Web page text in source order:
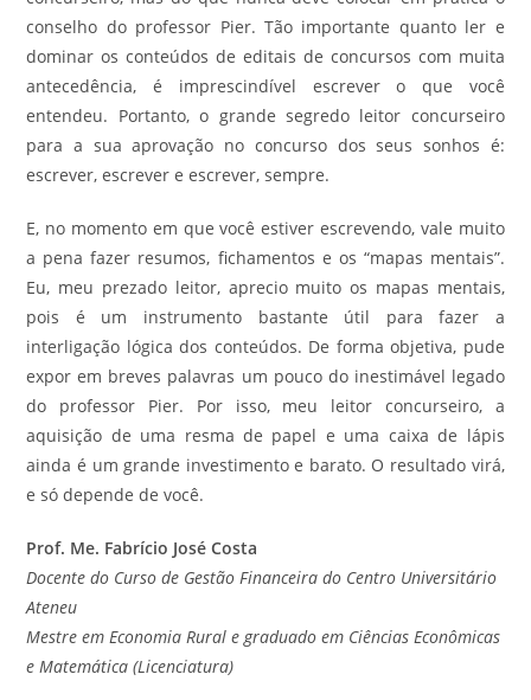
conselho do professor Pier. Tão importante quanto ler e
dominar os conteúdos de editais de concursos com muita
antecedência, é imprescindível escrever o que você
entendeu. Portanto, o grande segredo leitor concurseiro
para a sua aprovação no concurso dos seus sonhos é:
escrever, escrever e escrever, sempre.
E, no momento em que você estiver escrevendo, vale muito
a pena fazer resumos, fichamentos e os “mapas mentais”.
Eu, meu prezado leitor, aprecio muito os mapas mentais,
pois é um instrumento bastante útil para fazer a
interligação lógica dos conteúdos. De forma objetiva, pude
expor em breves palavras um pouco do inestimável legado
do professor Pier. Por isso, meu leitor concurseiro, a
aquisição de uma resma de papel e uma caixa de lápis
ainda é um grande investimento e barato. O resultado virá,
e só depende de você.
Prof. Me. Fabrício José Costa
Docente do Curso de Gestão Financeira do Centro Universitário
Ateneu
Mestre em Economia Rural e graduado em Ciências Econômicas
e Matemática (Licenciatura)